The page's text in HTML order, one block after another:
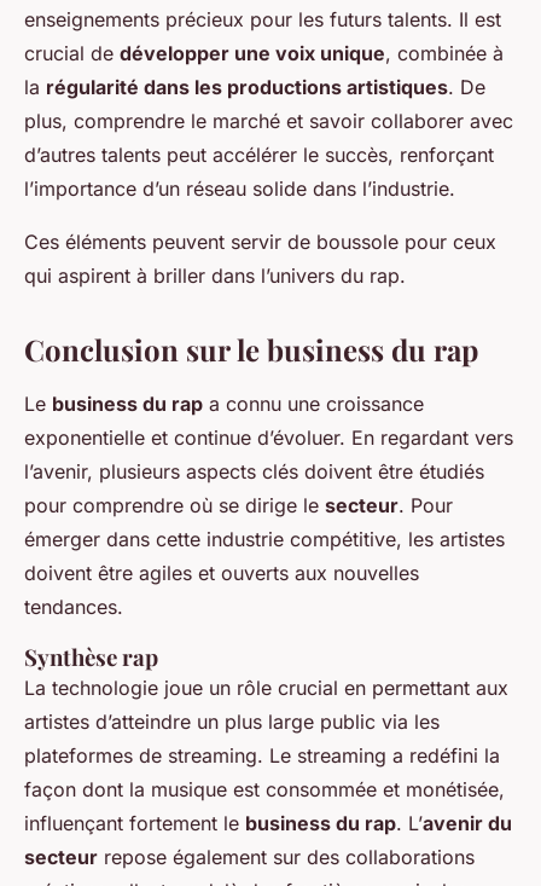
enseignements précieux pour les futurs talents. Il est
crucial de développer une voix unique, combinée à
la régularité dans les productions artistiques. De
plus, comprendre le marché et savoir collaborer avec
d’autres talents peut accélérer le succès, renforçant
l’importance d’un réseau solide dans l’industrie.
Ces éléments peuvent servir de boussole pour ceux
qui aspirent à briller dans l’univers du rap.
Conclusion sur le business du rap
Le business du rap a connu une croissance
exponentielle et continue d’évoluer. En regardant vers
l’avenir, plusieurs aspects clés doivent être étudiés
pour comprendre où se dirige le secteur. Pour
émerger dans cette industrie compétitive, les artistes
doivent être agiles et ouverts aux nouvelles
tendances.
Synthèse rap
La technologie joue un rôle crucial en permettant aux
artistes d’atteindre un plus large public via les
plateformes de streaming. Le streaming a redéfini la
façon dont la musique est consommée et monétisée,
influençant fortement le business du rap. L’avenir du
secteur repose également sur des collaborations